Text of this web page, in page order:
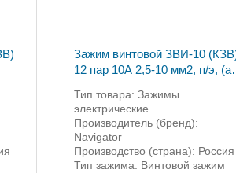
Зажим винтовой ЗВИ-10
12 пар 10А 2,5-10 мм2, п/э, (арт.
Тип товара: Зажимы
электрические
Производитель (бренд):
Navigator
Производство (страна): Россия
Тип зажима: Винтовой зажим